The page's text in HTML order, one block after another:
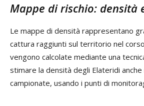
Mappe di rischio: densità
Le mappe di densità rappresentano
cattura raggiunti sul territorio nel
vengono calcolate mediante una
stimare la densità degli Elateridi anche
campionate, usando i punti di